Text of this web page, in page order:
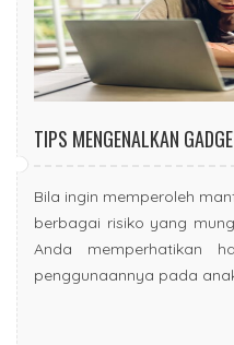
TIPS MENGENALKAN
Bila ingin memperoleh
berbagai risiko yang
Anda memperhatikan
penggunaannya pada